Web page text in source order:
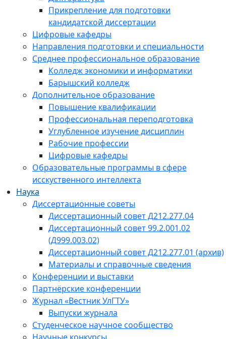
Прикрепление для подготовки
кандидатской диссертации
Цифровые кафедры
Направления подготовки и специальности
Среднее профессиональное образование
Колледж экономики и информатики
Барышский колледж
Дополнительное образование
Повышение квалификации
Профессиональная переподготовка
Углубленное изучение дисциплин
Рабочие профессии
Цифровые кафедры
Образовательные программы в сфере
исскуственного интеллекта
Наука
Диссертационные советы
Диссертационный совет Д212.277.04
Диссертационный совет 99.2.001.02
(Д999.003.02)
Диссертационный совет Д212.277.01 (архив)
Материалы и справочные сведения
Конференции и выставки
Партнёрские конференции
Журнал «Вестник УлГТУ»
Выпуски журнала
Студенческое научное сообщество